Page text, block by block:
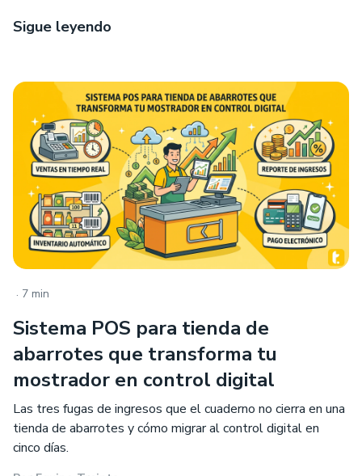
Sigue leyendo
. 7 min
Sistema POS para tienda de
abarrotes que transforma tu
mostrador en control digital
Las tres fugas de ingresos que el cuaderno no cierra en una
tienda de abarrotes y cómo migrar al control digital en
cinco días.